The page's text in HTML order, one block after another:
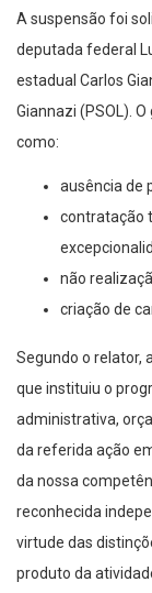
A suspensão foi
deputada federal
estadual Carlos
Giannazi (PSOL).
como:
ausência de
contratação
não
criação de
Segundo o relator,
que instituiu o
administrativa,
da referida ação
da nossa
reconhecida
virtude das
produto da